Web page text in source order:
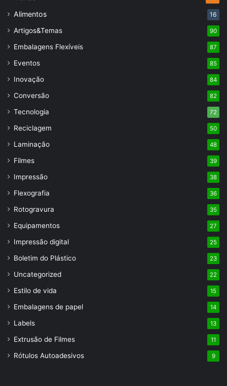
Alimentos 16
Artigos&Temas 90
Embalagens Flexíveis 87
Eventos 85
Inovação 84
Conversão 82
Tecnologia 72
Reciclagem 50
Laminação 48
Filmes 39
Impressão 38
Flexografia 36
Rotogravura 35
Equipamentos 27
Impressão digital 25
Boletim do Plástico 23
Uncategorized 22
Estilo de vida 15
Embalagens de papel 14
Labels 13
Extrusão de Filmes 11
Rótulos Autoadesivos 9